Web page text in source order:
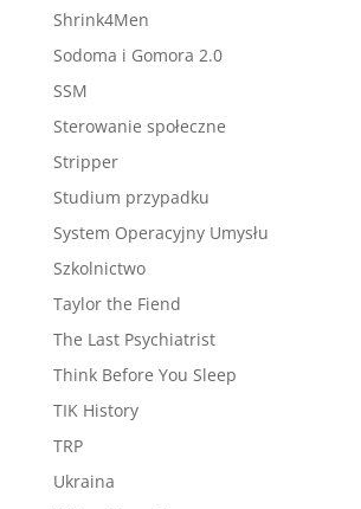
Shrink4Men
Sodoma i Gomora 2.0
SSM
Sterowanie społeczne
Stripper
Studium przypadku
System Operacyjny Umysłu
Szkolnictwo
Taylor the Fiend
The Last Psychiatrist
Think Before You Sleep
TIK History
TRP
Ukraina